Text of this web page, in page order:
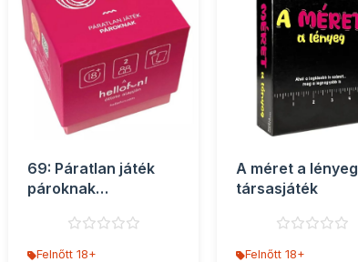
69: Páratlan játék
pároknak
Felnőtt 18+
A méret a lényeg
társasjáték
Felnőtt 18+